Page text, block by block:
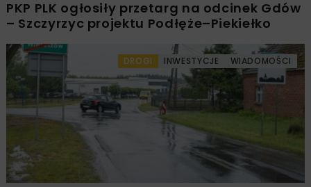
PKP PLK ogłosiły przetarg na odcinek Gdów
– Szczyrzyc projektu Podłęże–Piekiełko
DROGI INWESTYCJE WIADOMOŚCI